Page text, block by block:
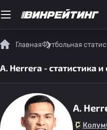
ГлавнаяФутбольная
A. Herrera - статистика и
A.